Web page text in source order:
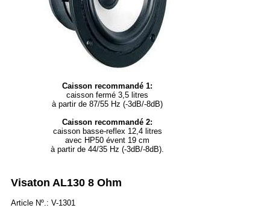
Caisson recommandé 1:
caisson fermé 3,5 litres
à partir de 87/55 Hz (-3dB/-8dB)
Caisson recommandé 2:
caisson basse-reflex 12,4 litres
avec HP50 évent 19 cm
à partir de 44/35 Hz (-3dB/-8dB).
Visaton AL130 8 Ohm
Article Nº.: V-1301